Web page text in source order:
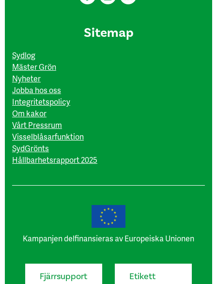
Sitemap
Sydlog
Mäster Grön
Nyheter
Jobba hos oss
Integritetspolicy
Om kakor
Vårt Pressrum
Visselblåsarfunktion
SydGrönts
Hållbarhetsrapport 2025
Kampanjen delfinansieras av Europeiska Unionen
Fjärrsupport Etikett